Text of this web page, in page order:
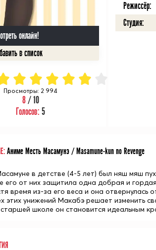
онлайн!
Просмотры: 2 994
8/ 10
Голосов:5
Режиссёр:
Студия:
Аниме Месть Масамунэ / Masamune-kun no Revenge
в детстве (4-5 лет) был няш мяш
его от них защитила одна добрая и
время из-за его веса и она отвернулась
этих унижений Макабэ решает изменить
школе он становится идеальным